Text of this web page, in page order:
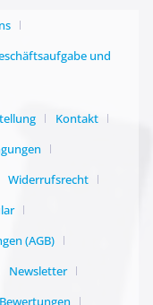
und
Kontakt
Widerrufsrecht
(AGB)
Newsletter